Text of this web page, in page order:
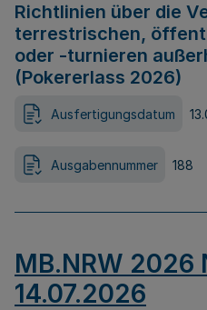
Richtlinien über die
terrestrischen,
oder -turnieren
(Pokererlass 2026)
Ausfertigungsdatum
Ausgabennummer 188
MB.NRW 2026
14.07.2026